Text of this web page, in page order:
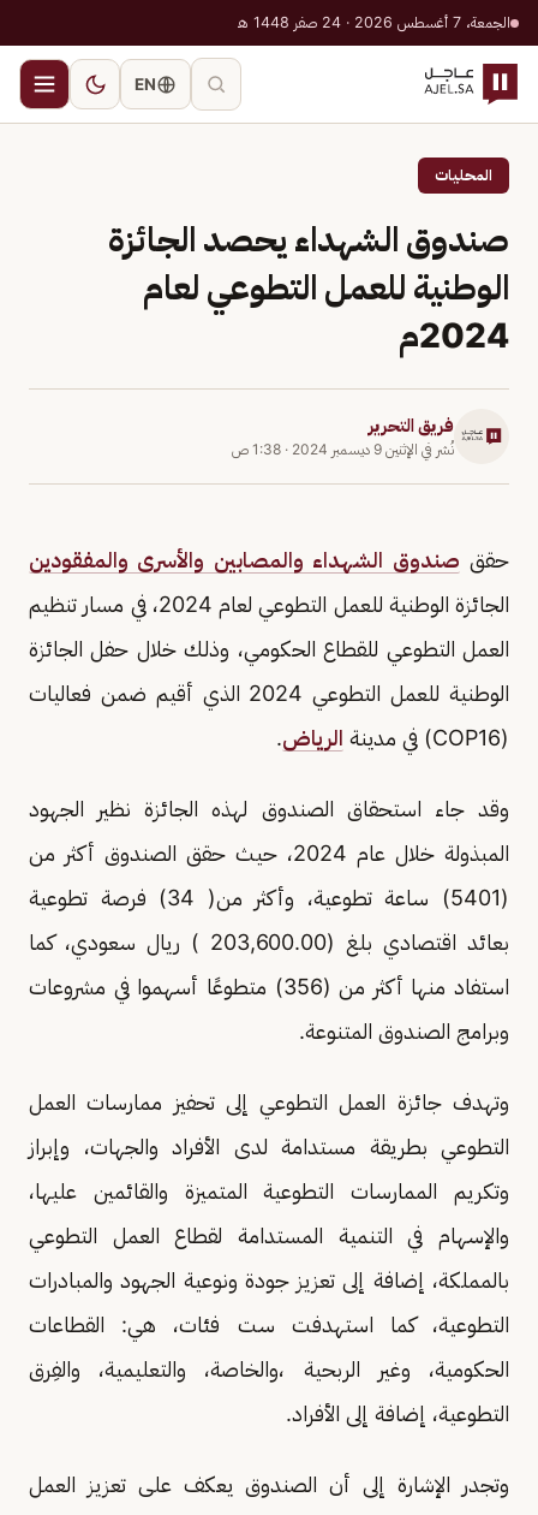
الجمعة، 7 أغسطس 2026 · 24 صفر 1448 هـ
EN
المحليات
صندوق الشهداء يحصد الجائزة
الوطنية للعمل التطوعي لعام
2024م
فريق التحرير
نُشر في الإثنين 9 ديسمبر 2024 · 1:38 ص
حقق صندوق الشهداء والمصابين والأسرى والمفقودين
الجائزة الوطنية للعمل التطوعي لعام 2024، في مسار تنظيم
العمل التطوعي للقطاع الحكومي، وذلك خلال حفل الجائزة
الوطنية للعمل التطوعي 2024 الذي أقيم ضمن فعاليات
(COP16) في مدينة
الرياض.
وقد جاء استحقاق الصندوق لهذه الجائزة نظير الجهود
المبذولة خلال عام 2024، حيث حقق الصندوق أكثر من
(5401) ساعة تطوعية، وأكثر من( 34) فرصة تطوعية
بعائد اقتصادي بلغ (203,600.00 ) ريال سعودي، كما
استفاد منها أكثر من (356) متطوعًا أسهموا في مشروعات
وبرامج الصندوق المتنوعة.
وتهدف جائزة العمل التطوعي إلى تحفيز ممارسات العمل
التطوعي بطريقة مستدامة لدى الأفراد والجهات، وإبراز
وتكريم الممارسات التطوعية المتميزة والقائمين عليها،
والإسهام في التنمية المستدامة لقطاع العمل التطوعي
بالمملكة، إضافة إلى تعزيز جودة ونوعية الجهود والمبادرات
التطوعية، كما استهدفت ست فئات، هي: القطاعات
الحكومية، وغير الربحية ،والخاصة، والتعليمية، والفِرق
التطوعية، إضافة إلى الأفراد.
وتجدر الإشارة إلى أن الصندوق يعكف على تعزيز العمل